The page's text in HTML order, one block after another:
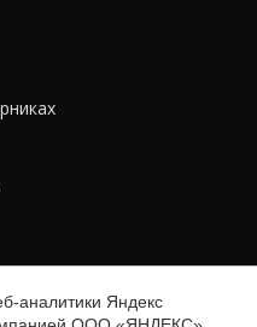
аналитики Яндекс